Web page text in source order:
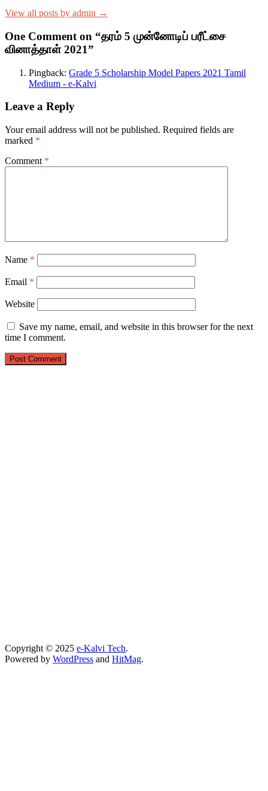
View all posts by admin →
One Comment on “தரம் 5 முன்னோடிப் பரீட்சை
வினாத்தாள் 2021”
Pingback: Grade 5 Scholarship Model Papers 2021 Tamil
Medium - e-Kalvi
Leave a Reply
Your email address will not be published. Required fields are
marked *
Comment *
Name *
Email *
Website
Save my name, email, and website in this browser for the next
time I comment.
Copyright © 2025 e-Kalvi Tech.
Powered by WordPress and HitMag.